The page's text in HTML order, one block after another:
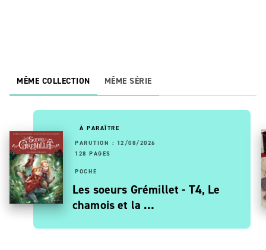
MÊME COLLECTION MÊME SÉRIE
À PARAÎTRE
PARUTION : 12/08/2026
128 PAGES
POCHE
Les soeurs Grémillet - T4, Le
chamois et la …